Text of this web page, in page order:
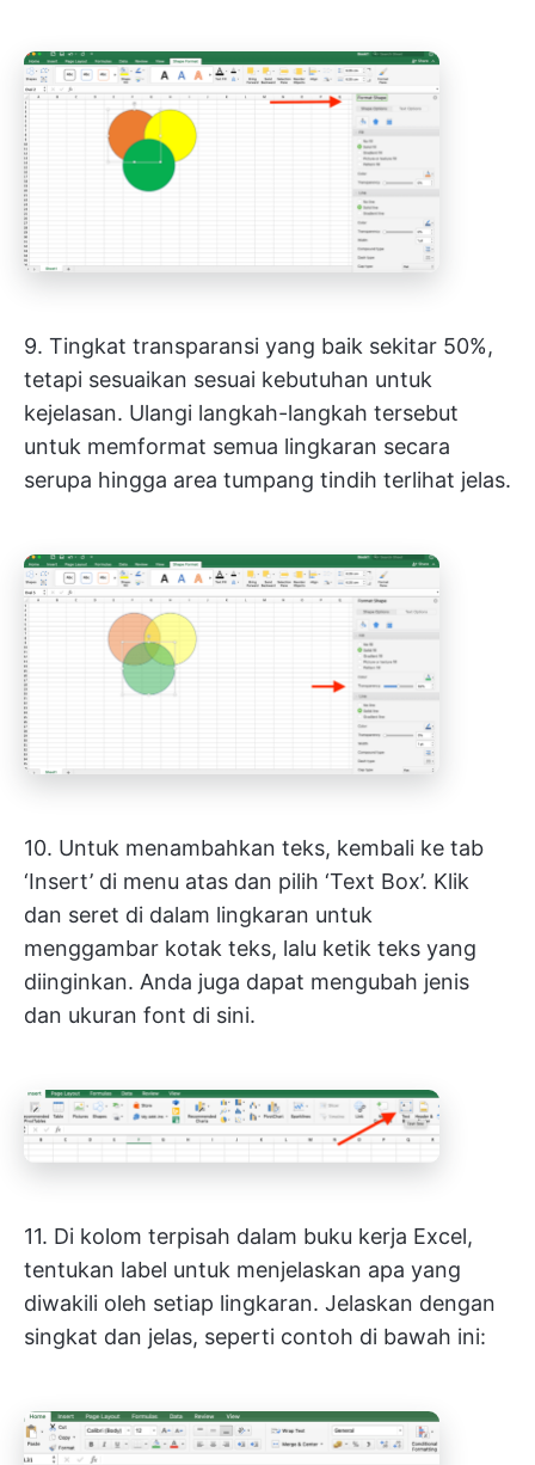
9. Tingkat transparansi yang baik sekitar 50%,
tetapi sesuaikan sesuai kebutuhan untuk
kejelasan. Ulangi langkah-langkah tersebut
untuk memformat semua lingkaran secara
serupa hingga area tumpang tindih terlihat jelas.
10. Untuk menambahkan teks, kembali ke tab
‘Insert’ di menu atas dan pilih ‘Text Box’. Klik
dan seret di dalam lingkaran untuk
menggambar kotak teks, lalu ketik teks yang
diinginkan. Anda juga dapat mengubah jenis
dan ukuran font di sini.
11. Di kolom terpisah dalam buku kerja Excel,
tentukan label untuk menjelaskan apa yang
diwakili oleh setiap lingkaran. Jelaskan dengan
singkat dan jelas, seperti contoh di bawah ini: